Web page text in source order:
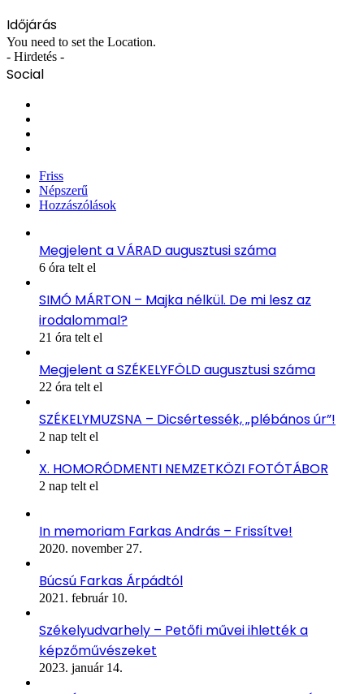
Időjárás
You need to set the Location.
- Hirdetés -
Social
Friss
Népszerű
Hozzászólások
Megjelent a VÁRAD augusztusi száma
6 óra telt el
SIMÓ MÁRTON – Majka nélkül. De mi lesz az
irodalommal?
21 óra telt el
Megjelent a SZÉKELYFÖLD augusztusi száma
22 óra telt el
SZÉKELYMUZSNA – Dicsértessék, „plébános úr”!
2 nap telt el
X. HOMORÓDMENTI NEMZETKÖZI FOTÓTÁBOR
2 nap telt el
In memoriam Farkas András – Frissítve!
2020. november 27.
Búcsú Farkas Árpádtól
2021. február 10.
Székelyudvarhely – Petőfi művei ihlették a
képzőművészeket
2023. január 14.